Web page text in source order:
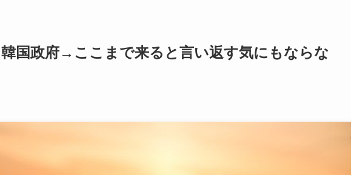
韓国政府→ここまで来ると言い返す気にもならな